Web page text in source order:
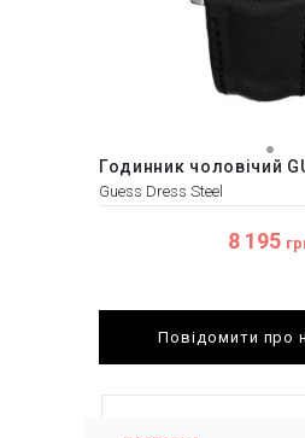
Годинник чоловічий
Guess Dress Steel
8 195
Повідомити про